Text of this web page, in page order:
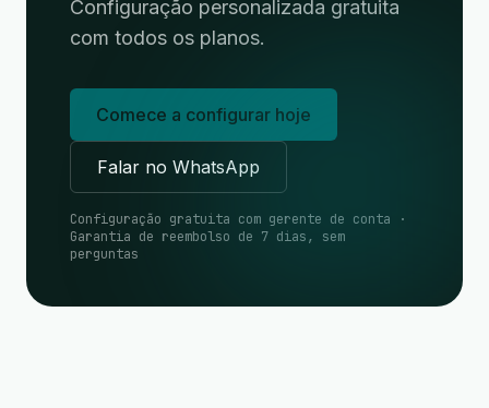
Configuração personalizada gratuita
com todos os planos.
Comece a configurar hoje
Falar no WhatsApp
Configuração gratuita com gerente de conta ·
Garantia de reembolso de 7 dias, sem
perguntas